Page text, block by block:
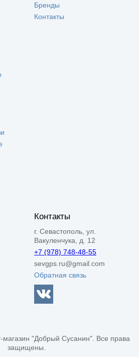
Бренды
Контакты
Контакты
г. Севастополь, ул.
Вакуленчука, д. 12
+7 (978) 748-48-55
sevgps.ru@gmail.com
Обратная связь
"Добрый Сусанин". Все права
защищены.